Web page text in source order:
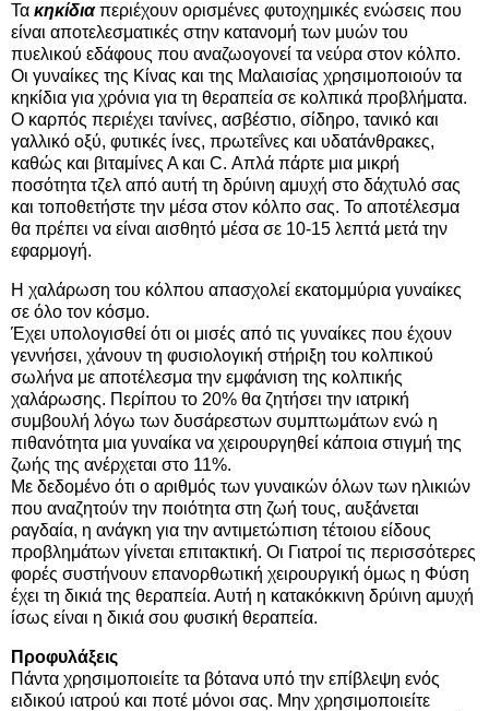
Τα κηκίδιαπεριέχουν ορισμένες φυτοχημικές ενώσεις που
είναι αποτελεσματικές στην κατανομή των μυών του
πυελικού εδάφους που αναζωογονεί τα νεύρα στον κόλπο.
Οι γυναίκες της Κίνας και της Μαλαισίας χρησιμοποιούν τα
κηκίδια για χρόνια για τη θεραπεία σε κολπικά προβλήματα.
Ο καρπός περιέχει τανίνες, ασβέστιο, σίδηρο, τανικό και
γαλλικό οξύ, φυτικές ίνες, πρωτεΐνες και υδατάνθρακες,
καθώς και βιταμίνες Α και C. Απλά πάρτε μια μικρή
ποσότητα τζελ από αυτή τη δρύινη αμυχή στο δάχτυλό σας
και τοποθετήστε την μέσα στον κόλπο σας. Το αποτέλεσμα
θα πρέπει να είναι αισθητό μέσα σε 10-15 λεπτά μετά την
εφαρμογή.
Η χαλάρωση του κόλπου απασχολεί εκατομμύρια γυναίκες
σε όλο τον κόσμο.
Έχει υπολογισθεί ότι οι μισές από τις γυναίκες που έχουν
γεννήσει, χάνουν τη φυσιολογική στήριξη του κολπικού
σωλήνα με αποτέλεσμα την εμφάνιση της κολπικής
χαλάρωσης. Περίπου το 20% θα ζητήσει την ιατρική
συμβουλή λόγω των δυσάρεστων συμπτωμάτων ενώ η
πιθανότητα μια γυναίκα να χειρουργηθεί κάποια στιγμή της
ζωής της ανέρχεται στο 11%.
Με δεδομένο ότι ο αριθμός των γυναικών όλων των ηλικιών
που αναζητούν την ποιότητα στη ζωή τους, αυξάνεται
ραγδαία, η ανάγκη για την αντιμετώπιση τέτοιου είδους
προβλημάτων γίνεται επιτακτική. Οι Γιατροί τις περισσότερες
φορές συστήνουν επανορθωτική χειρουργική όμως η Φύση
έχει τη δικιά της θεραπεία. Αυτή η κατακόκκινη δρύινη αμυχή
ίσως είναι η δικιά σου φυσική θεραπεία.
Προφυλάξεις
Πάντα χρησιμοποιείτε τα βότανα υπό την επίβλεψη ενός
ειδικού ιατρού και ποτέ μόνοι σας. Μην χρησιμοποιείτε